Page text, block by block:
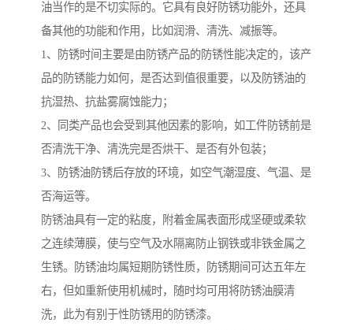
油当作的是不切实际的。它具有良好防锈功能外，还具
备其他的功能和作用，比如润滑、清洗、减振等。
1、防锈时间主要是由防锈产品的防锈性能决定的，该产
品的防锈能力如何，是否达到值很重要，以及防锈油的
抗湿热、抗盐雾腐蚀能力；
2、同类产品也会受到其他因素的影响，如工件防锈前是
否清洗干净、清洗完是否烘干、是否有外包装；
3、防锈油防锈后存放的环境，如空气潮湿度、气温、是
否海运等。
防锈油具有一定的粘度，附着金属表面形成坚硬或柔软
之连续薄膜，使与空气及水隔离防止钢铁或非铁金属之
生锈。防锈油均属短期防锈性质，防锈期间可达五年左
右，但如重新使用机械时，随时均可用将防锈油膜清
洗，此为有别于性防锈用的防锈漆。